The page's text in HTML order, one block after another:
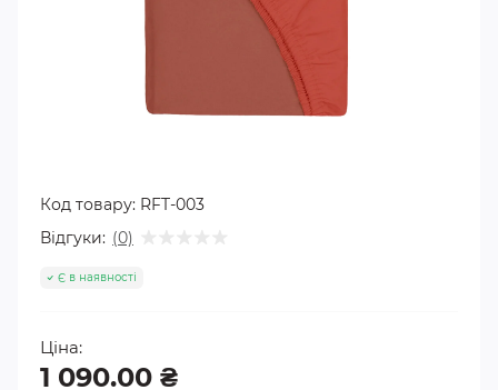
Код товару: RFT-003
Відгуки: (0)
Є в наявності
Ціна:
1 090.00 ₴